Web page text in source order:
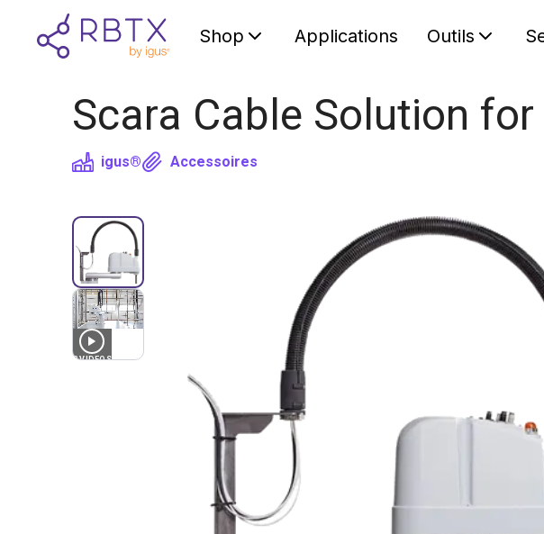
Shop Applications Outils
Scara Cable Solution for
igus® Accessoires
2 VIDEOS